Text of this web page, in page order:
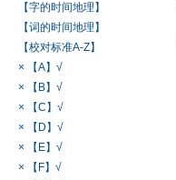
【字的时间地理】
【词的时间地理】
【校对标准A-Z】
× 【A】√
× 【B】√
× 【C】√
× 【D】√
× 【E】√
× 【F】√